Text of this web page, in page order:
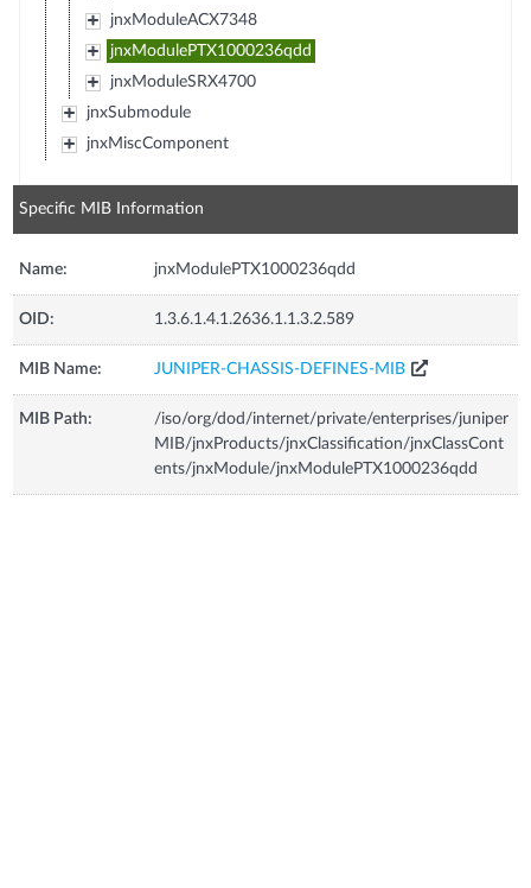
jnxModuleACX7348
jnxModulePTX1000236qdd
jnxModuleSRX4700
jnxSubmodule
jnxMiscComponent
Specific MIB Information
Name: jnxModulePTX1000236qdd
OID: 1.3.6.1.4.1.2636.1.1.3.2.589
MIB Name: JUNIPER-CHASSIS-DEFINES-MIB
MIB Path:
/iso/org/dod/internet/private/enterprises/juniper
MIB/jnxProducts/jnxClassification/jnxClassCont
ents/jnxModule/jnxModulePTX1000236qdd